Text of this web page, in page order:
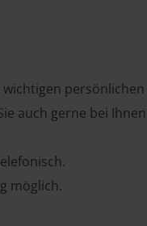
persönlichen
auch gerne bei Ihnen
möglich.